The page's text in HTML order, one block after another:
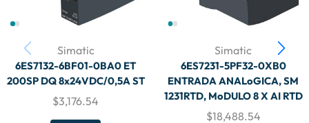
Simatic
6ES7132-6BF01-0BA0 ET
200SP DQ 8x24VDC/0,5A ST
$3,176.54
Simatic
6ES7231-5PF32-0XB0
ENTRADA ANALoGICA, SM
1231RTD, MoDULO 8 X AI RTD
$18,488.54